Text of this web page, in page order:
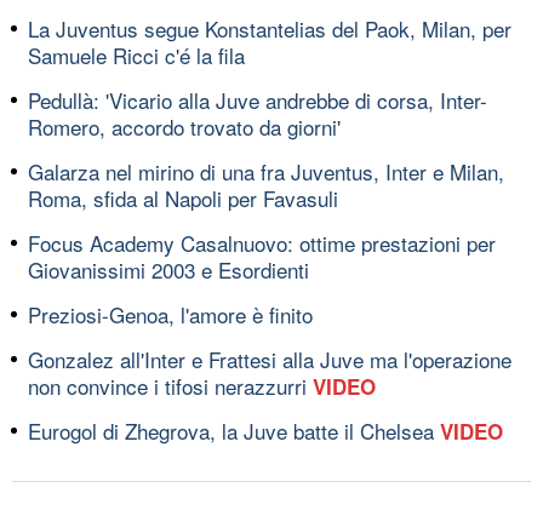
La Juventus segue Konstantelias del Paok, Milan, per
Samuele Ricci c'é la fila
Pedullà: 'Vicario alla Juve andrebbe di corsa, Inter-
Romero, accordo trovato da giorni'
Galarza nel mirino di una fra Juventus, Inter e Milan,
Roma, sfida al Napoli per Favasuli
Focus Academy Casalnuovo: ottime prestazioni per
Giovanissimi 2003 e Esordienti
Preziosi-Genoa, l'amore è finito
Gonzalez all'Inter e Frattesi alla Juve ma l'operazione
non convince i tifosi nerazzurri VIDEO
Eurogol di Zhegrova, la Juve batte il Chelsea VIDEO